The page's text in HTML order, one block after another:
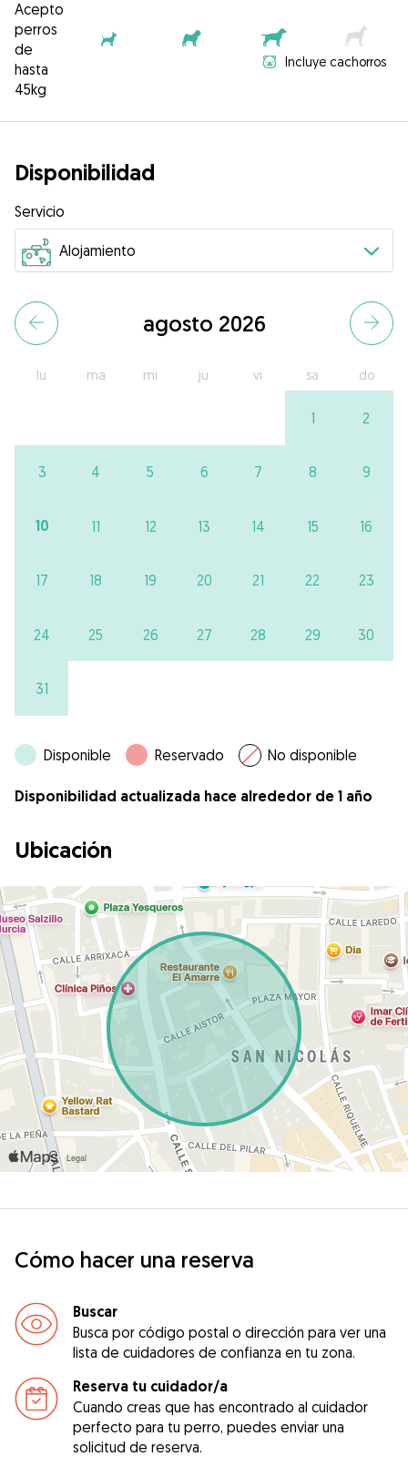
Acepto
perros
de
hasta
45kg
Incluye cachorros
Disponibilidad
Servicio
agosto 2026
lu ma mi ju vi sa do
1 2
3 4 5 6 7 8 9
10 11 12 13 14 15 16
17 18 19 20 21 22 23
24 25 26 27 28 29 30
31
Disponible Reservado No disponible
Disponibilidad actualizada hace alrededor de 1 año
Ubicación
Cómo hacer una reserva
Buscar
Busca por código postal o dirección para ver una
lista de cuidadores de confianza en tu zona.
Reserva tu cuidador/a
Cuando creas que has encontrado al cuidador
perfecto para tu perro, puedes enviar una
solicitud de reserva.